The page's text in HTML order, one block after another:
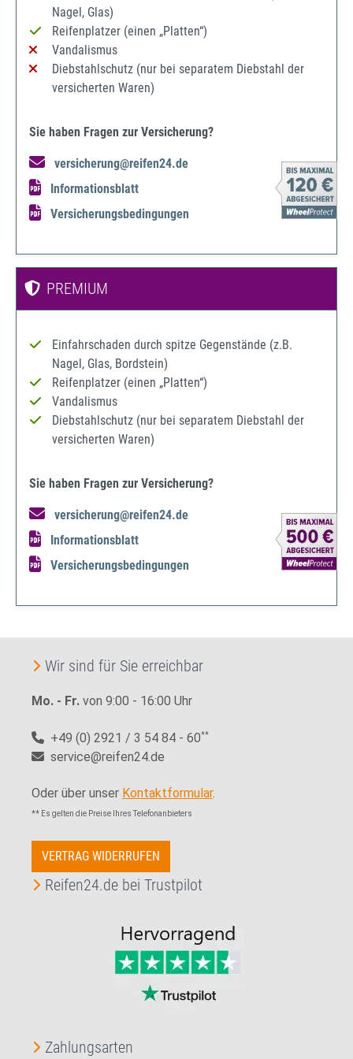
Nagel, Glas)
Reifenplatzer (einen „Platten“)
Vandalismus
Diebstahlschutz (nur bei separatem Diebstahl der
versicherten Waren)
Sie haben Fragen zur Versicherung?
versicherung@reifen24.de
Informationsblatt
Versicherungsbedingungen
PREMIUM
Einfahrschaden durch spitze Gegenstände (z.B.
Nagel, Glas, Bordstein)
Reifenplatzer (einen „Platten“)
Vandalismus
Diebstahlschutz (nur bei separatem Diebstahl der
versicherten Waren)
Sie haben Fragen zur Versicherung?
versicherung@reifen24.de
Informationsblatt
Versicherungsbedingungen
Wir sind für Sie erreichbar
Mo. - Fr. von 9:00 - 16:00 Uhr
+49 (0) 2921 / 3 54 84 - 60**
service@reifen24.de
Oder über unser Kontaktformular.
** Es gelten die Preise Ihres Telefonanbieters
VERTRAG WIDERRUFEN
Reifen24.de bei Trustpilot
Zahlungsarten